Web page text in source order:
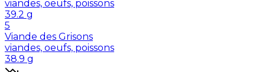
viandes, oeufs, poissons
39.2 g
5
Viande des Grisons
viandes, oeufs, poissons
38.9 g